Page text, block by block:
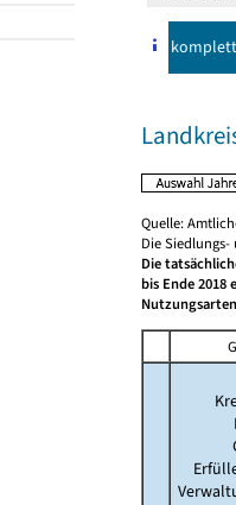
komplett
Quelle:
Die
Die
bis Ende